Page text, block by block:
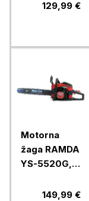
26 ccm129,99 €
Motorna
žaga RAMDA
YS-5520G,
149,99 €